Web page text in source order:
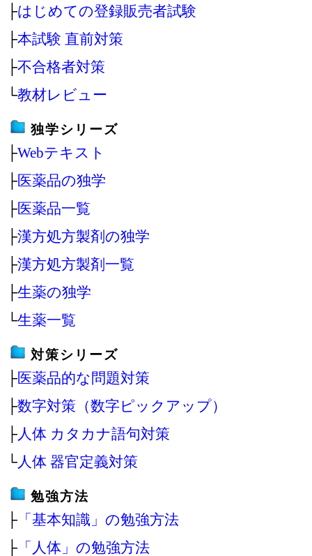
├はじめての登録販売者試験
├本試験 直前対策
├不合格者対策
└教材レビュー
独学シリーズ
├Webテキスト
├医薬品の独学
├医薬品一覧
├漢方処方製剤の独学
├漢方処方製剤一覧
├生薬の独学
└生薬一覧
対策シリーズ
├医薬品的な問題対策
├数字対策（数字ピックアップ）
├人体 カタカナ語句対策
└人体 器官定義対策
勉強方法
├ 「基本知識」の勉強方法
├ 「人体」の勉強方法